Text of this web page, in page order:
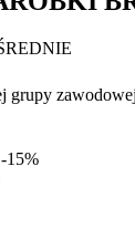
Etykieta
duży
grupy zawodowej
-15%